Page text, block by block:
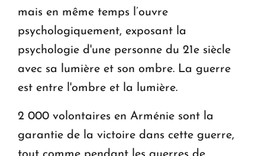
mais en même temps l’ouvre
psychologiquement, exposant la
psychologie d'une personne du 21e siècle
avec sa lumière et son ombre. La guerre
est entre l'ombre et la lumière.
2 000 volontaires en Arménie sont la
garantie de la victoire dans cette guerre,